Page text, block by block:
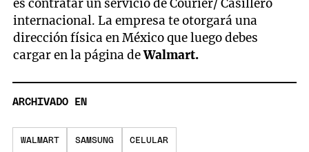
es contratar un servicio de Courier/ Casillero
internacional. La empresa te otorgará una
dirección física en México que luego debes
cargar en la página deWalmart.
ARCHIVADO EN
WALMART SAMSUNG CELULAR